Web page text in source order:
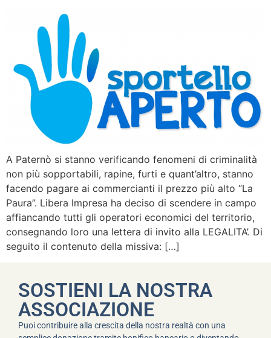
A Paternò si stanno verificando fenomeni di criminalità
non più sopportabili, rapine, furti e quant’altro, stanno
facendo pagare ai commercianti il prezzo più alto “La
Paura”. Libera Impresa ha deciso di scendere in campo
affiancando tutti gli operatori economici del territorio,
consegnando loro una lettera di invito alla LEGALITA’. Di
seguito il contenuto della missiva: […]
SOSTIENI LA NOSTRA
ASSOCIAZIONE
Puoi contribuire alla crescita della nostra realtà con una